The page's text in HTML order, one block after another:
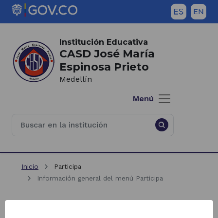
Saltar al contenido principal
(Este
abrirá
una
nueva
pestaña)
Institución Educativa
CASD José María
Espinosa Prieto
Medellín
Menú
Inicio del contenido principal
Inicio
Participa
Información general del menú Participa